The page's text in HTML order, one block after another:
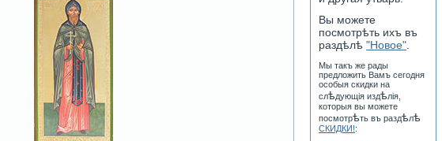
Вы можете
посмотрѣть ихъ въ
раздѣлѣ "Новое"
Мы такъ же рады
предложить Вамъ сегодня
особыя скидки на
слѣдующiя издѣлiя,
которыя вы можете
посмотрѣть въ раздѣлѣ
СКИДКИ!: